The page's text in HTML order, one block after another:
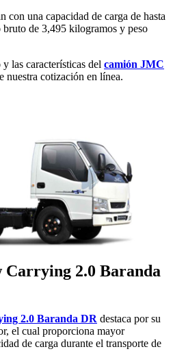
con una capacidad de carga de hasta
bruto de 3,495 kilogramos y peso
las características del camión JMC
nuestra cotización en línea.
Carrying 2.0 Baranda
2.0 Baranda DR destaca por su
el cual proporciona mayor
de carga durante el transporte de